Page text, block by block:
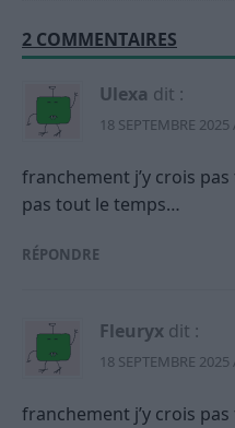
2 COMMENTAIRES
Ulexa dit :
18 SEPTEMBRE
franchement j’y crois
pas tout le temps…
RÉPONDRE
Fleuryx dit :
18 SEPTEMBRE
franchement j’y crois